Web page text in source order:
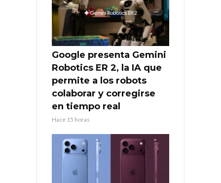
Google presenta Gemini
Robotics ER 2, la IA que
permite a los robots
colaborar y corregirse
en tiempo real
Hace 15 horas